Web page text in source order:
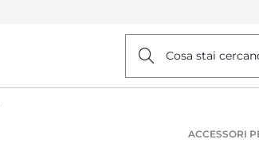
Cosa stai
ACCESSORI